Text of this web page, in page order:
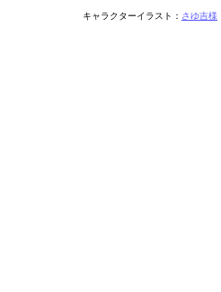
キャラクターイラスト： さゆ吉様